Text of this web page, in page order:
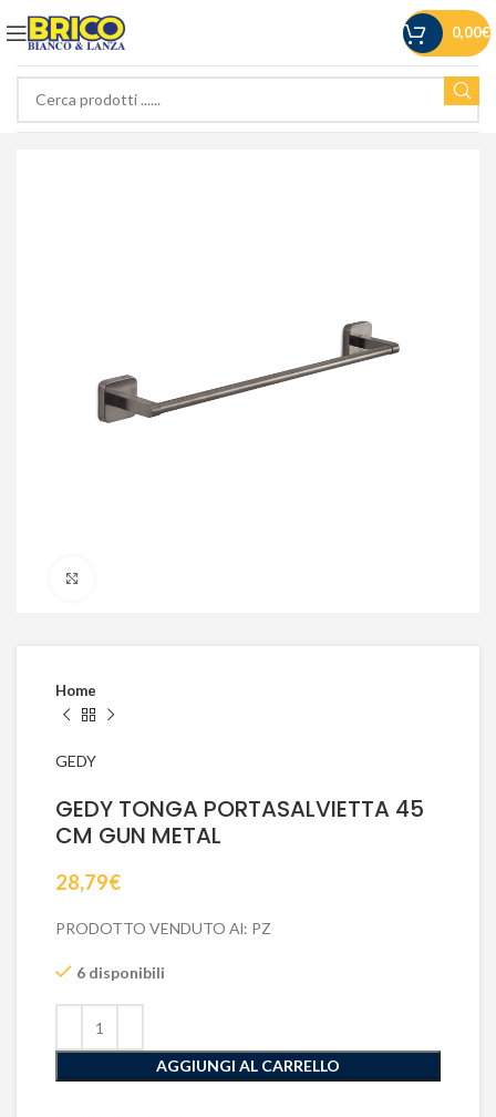
0,00€
Home
GEDY
GEDY TONGA PORTASALVIETTA 45
CM GUN METAL
28,79€
PRODOTTO VENDUTO Al: PZ
6 disponibili
AGGIUNGI AL CARRELLO